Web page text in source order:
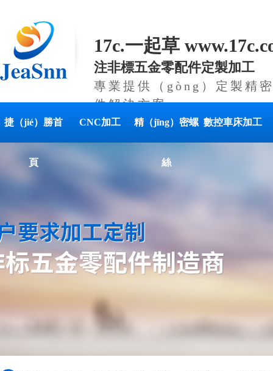
17c.一起草
注非標五金零配件定製加工
專業提供（gòng）定製精
件解決方案
捷（jié）勝首
頁
CNC加工 精（jīng）密螺
絲
數控車床加工